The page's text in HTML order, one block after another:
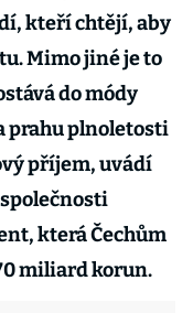
kteří chtějí, aby
Mimo jiné je to
do módy
prahu plnoletosti
příjem, uvádí
která Čechům
miliard korun.